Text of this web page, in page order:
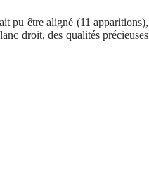
pu être aligné (11 apparitions),
droit, des qualités précieuses